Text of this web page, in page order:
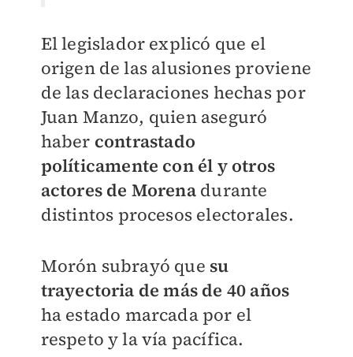
El legislador explicó que el
origen de las alusiones proviene
de las declaraciones hechas por
Juan Manzo, quien aseguró
haber contrastado
políticamente con él y otros
actores de Morenadurante
distintos procesos electorales.
Morón subrayó que su
trayectoria de más de 40 años
ha estado marcada por el
respeto y la vía pacífica.